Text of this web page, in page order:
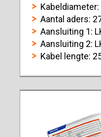
Aantal aders:
Aansluiting 1:
Aansluiting 2:
Kabel lengte: